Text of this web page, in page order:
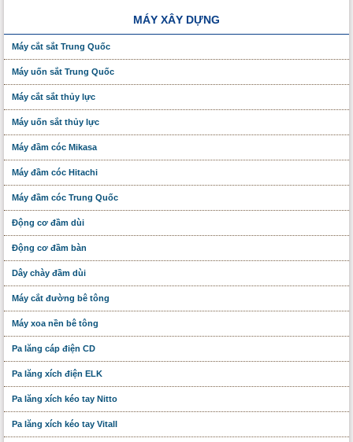
MÁY XÂY DỰNG
Máy cắt sắt Trung Quốc
Máy uốn sắt Trung Quốc
Máy cắt sắt thủy lực
Máy uốn sắt thủy lực
Máy đầm cóc Mikasa
Máy đầm cóc Hitachi
Máy đầm cóc Trung Quốc
Động cơ đầm dùi
Động cơ đầm bàn
Dây chày đầm dùi
Máy cắt đường bê tông
Máy xoa nền bê tông
Pa lăng cáp điện CD
Pa lăng xích điện ELK
Pa lăng xích kéo tay Nitto
Pa lăng xích kéo tay Vitall